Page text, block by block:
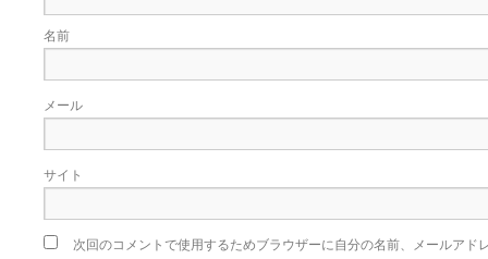
名前
メール
サイト
次回のコメントで使用するためブラウザーに自分の名前、メールアド